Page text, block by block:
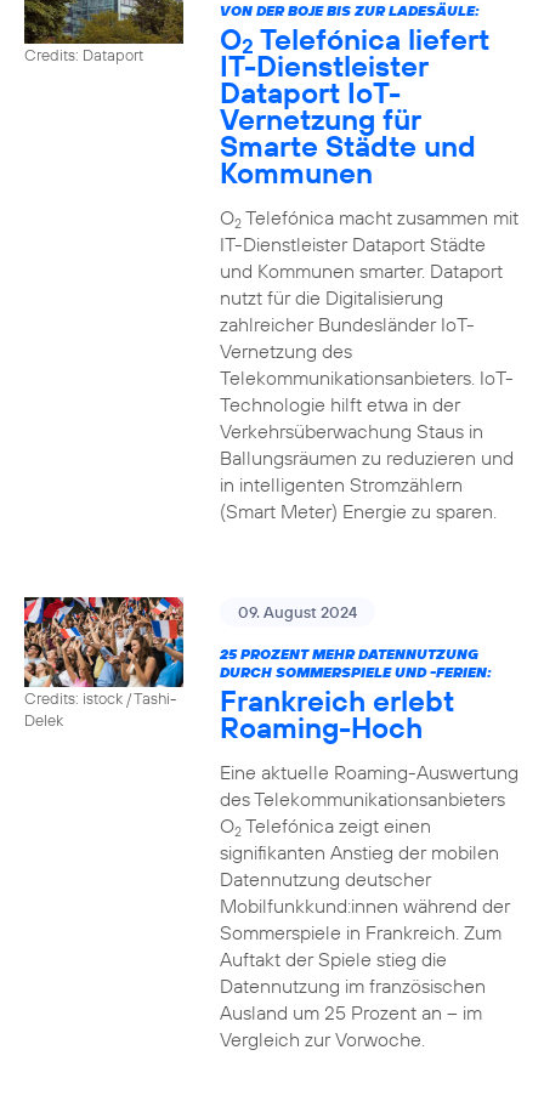
Credits: Dataport
VON DER BOJE BIS ZUR LADESÄULE:
O2 Telefónica liefert
IT-Dienstleister
Dataport IoT-
Vernetzung für
Smarte Städte und
Kommunen
O2Telefónica macht zusammen mit
IT-Dienstleister Dataport Städte
und Kommunen smarter. Dataport
nutzt für die Digitalisierung
zahlreicher Bundesländer IoT-
Vernetzung des
Telekommunikationsanbieters. IoT-
Technologie hilft etwa in der
Verkehrsüberwachung Staus in
Ballungsräumen zu reduzieren und
in intelligenten Stromzählern
(Smart Meter) Energie zu sparen.
Credits: istock / Tashi-
Delek
09. August 2024
25 PROZENT MEHR DATENNUTZUNG
DURCH SOMMERSPIELE UND -FERIEN:
Frankreich erlebt
Roaming-Hoch
Eine aktuelle Roaming-Auswertung
des Telekommunikationsanbieters
O2Telefónica zeigt einen
signifikanten Anstieg der mobilen
Datennutzung deutscher
Mobilfunkkund:innen während der
Sommerspiele in Frankreich. Zum
Auftakt der Spiele stieg die
Datennutzung im französischen
Ausland um 25 Prozent an – im
Vergleich zur Vorwoche.